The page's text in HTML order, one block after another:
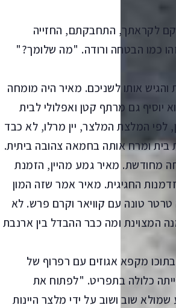
לקראתך, התחבקתם, החזייה
כמו הבטחה ורודה. "מה שלומך?"
אותו לשניכם. מאיר היה מומחה
יוסיף גם מרתף קטן ואפלולי לבית
לפי המלצת המלצר, יין מרלו, לא כבד
בית ומרח אותה בחמאה צהובה ביתית.
מחודשת. מאיר גמע מהיין, הזמנת
החגיגית. מאיר אמר שזה המון
טונה עם קוויאר וקרם פרש. לא
המצוינת ומה כבר ההבדל בין ארנבת
מקפא אגוזים עם רפרוף של
כלולה בתפריט. "לפתוח את
שוב ושוב על ידי מלצר היינות